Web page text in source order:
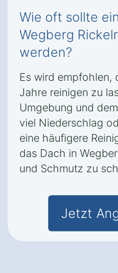
Wie oft sollte
Wegberg
werden?
Es wird empfohlen,
Jahre reinigen zu
Umgebung und
viel Niederschlag
eine häufigere
das Dach in
und Schmutz zu
Jetzt